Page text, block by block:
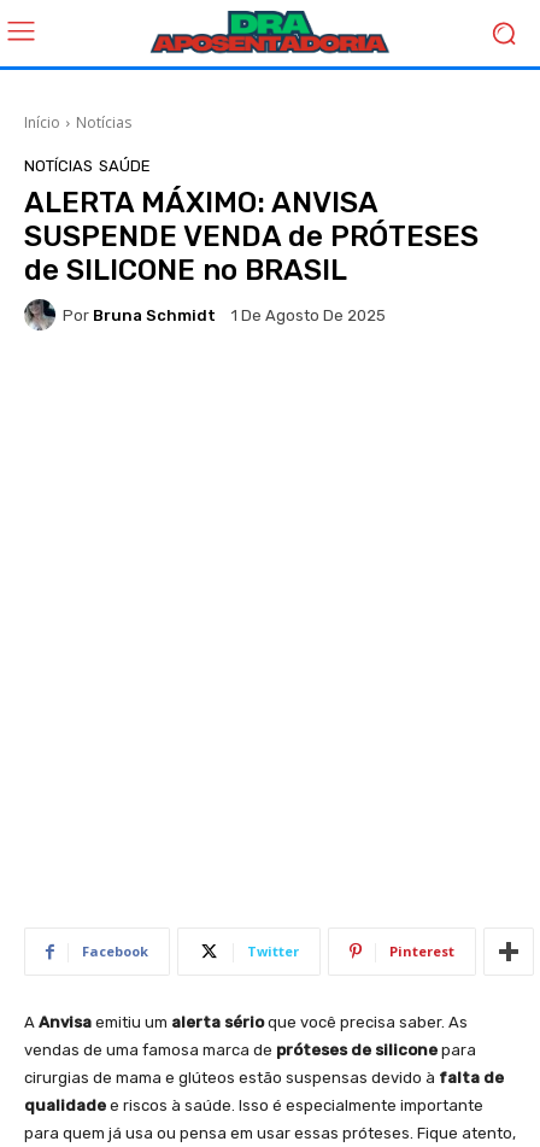
Início Notícias
NOTÍCIAS SAÚDE
ALERTA MÁXIMO: ANVISA
SUSPENDE VENDA de PRÓTESES
de SILICONE no BRASIL
Por Bruna Schmidt 1 De Agosto De 2025
Facebook Twitter Pinterest
A Anvisa emitiu um alerta sérioque você precisa saber. As
vendas de uma famosa marca de próteses de silicone para
cirurgias de mama e glúteos estão suspensas devido à falta de
qualidade e riscos à saúde. Isso é especialmente importante
para quem já usa ou pensa em usar essas próteses. Fique atento,